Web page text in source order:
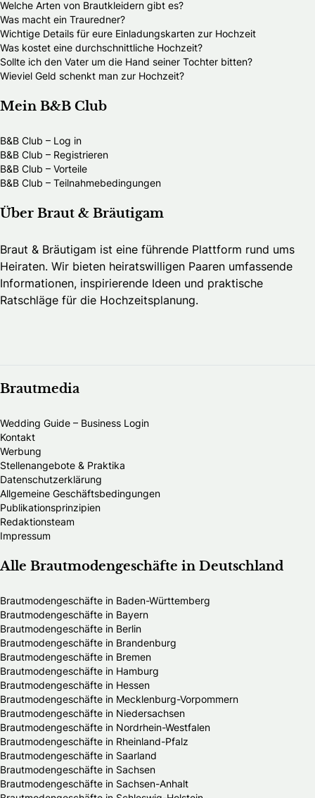
Welche Arten von Brautkleidern gibt es?
Was macht ein Trauredner?
Wichtige Details für eure Einladungskarten zur Hochzeit
Was kostet eine durchschnittliche Hochzeit?
Sollte ich den Vater um die Hand seiner Tochter bitten?
Wieviel Geld schenkt man zur Hochzeit?
Mein B&B Club
B&B Club – Log in
B&B Club – Registrieren
B&B Club – Vorteile
B&B Club – Teilnahmebedingungen
Über Braut & Bräutigam
Braut & Bräutigam ist eine führende Plattform rund ums
Heiraten. Wir bieten heiratswilligen Paaren umfassende
Informationen, inspirierende Ideen und praktische
Ratschläge für die Hochzeitsplanung.
Brautmedia
Wedding Guide – Business Login
Kontakt
Werbung
Stellenangebote & Praktika
Datenschutzerklärung
Allgemeine Geschäftsbedingungen
Publikationsprinzipien
Redaktionsteam
Impressum
Alle Brautmodengeschäfte in Deutschland
Brautmodengeschäfte in Baden-Württemberg
Brautmodengeschäfte in Bayern
Brautmodengeschäfte in Berlin
Brautmodengeschäfte in Brandenburg
Brautmodengeschäfte in Bremen
Brautmodengeschäfte in Hamburg
Brautmodengeschäfte in Hessen
Brautmodengeschäfte in Mecklenburg-Vorpommern
Brautmodengeschäfte in Niedersachsen
Brautmodengeschäfte in Nordrhein-Westfalen
Brautmodengeschäfte in Rheinland-Pfalz
Brautmodengeschäfte in Saarland
Brautmodengeschäfte in Sachsen
Brautmodengeschäfte in Sachsen-Anhalt